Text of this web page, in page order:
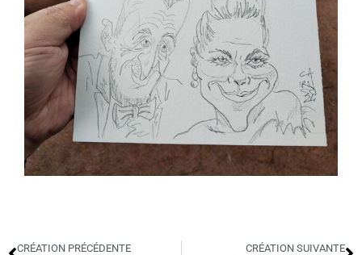
CRÉATION PRÉCÉDENTE CRÉATION SUIVANTE